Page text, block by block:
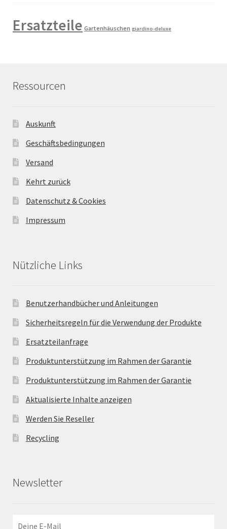
Ersatzteile Gartenhäuschen giardino-deluxe
Ressourcen
Auskunft
Geschäftsbedingungen
Versand
Kehrt zurück
Datenschutz & Cookies
Impressum
Nützliche Links
Benutzerhandbücher und Anleitungen
Sicherheitsregeln für die Verwendung der Produkte
Ersatzteilanfrage
Produktunterstützung im Rahmen der Garantie
Produktunterstützung im Rahmen der Garantie
Aktualisierte Inhalte anzeigen
Werden Sie Reseller
Recycling
Newsletter